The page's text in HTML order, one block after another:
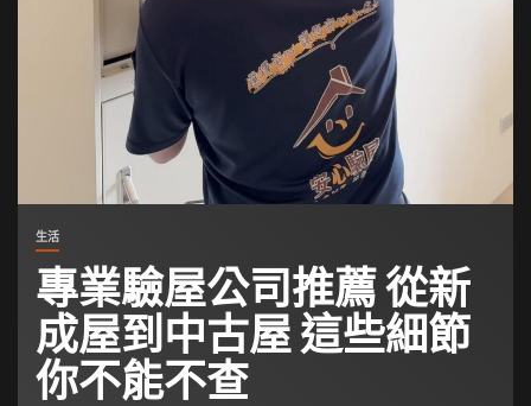
生活
專業驗屋公司推薦 從新
成屋到中古屋 這些細節
你不能不查